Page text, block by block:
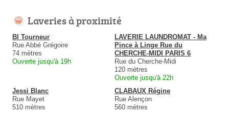
Laveries à proximité
Bl Tourneur
Rue Abbé Grégoire
74 mètres
Ouverte jusqu'à 19h
LAVERIE LAUNDROMAT - Ma
Pince à Linge Rue du
CHERCHE-MIDI PARIS 6
Rue du Cherche-Midi
120 mètres
Ouverte jusqu'à 22h
Jessi Blanc
Rue Mayet
510 mètres
CLABAUX Régine
Rue Alençon
560 mètres